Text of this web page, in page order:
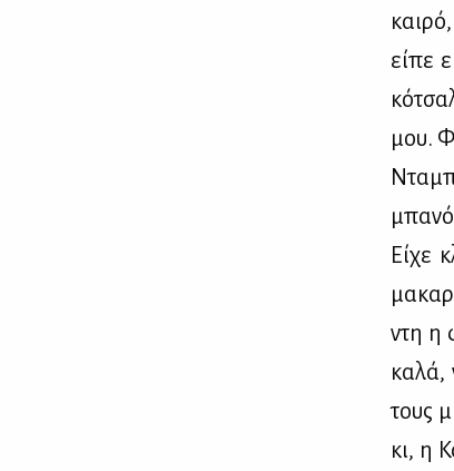
εί­πε
μου.
Εί­χε
ντη η
κα­λά,
τους
κι, η